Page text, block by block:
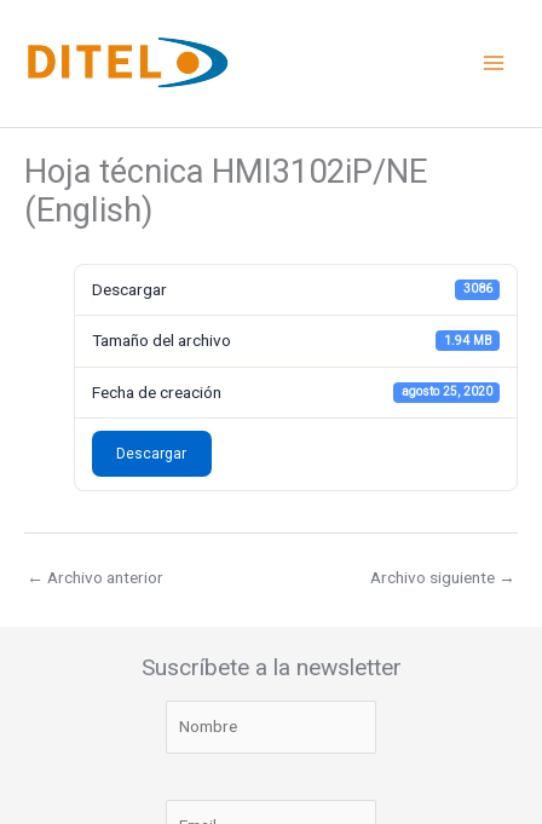
contenido
Hoja técnica HMI3102iP/NE
(English)
Descargar 3086
Tamaño del archivo 1.94 MB
Fecha de creación agosto 25, 2020
Descargar
← Archivo anterior Archivo siguiente →
Suscríbete a la newsletter